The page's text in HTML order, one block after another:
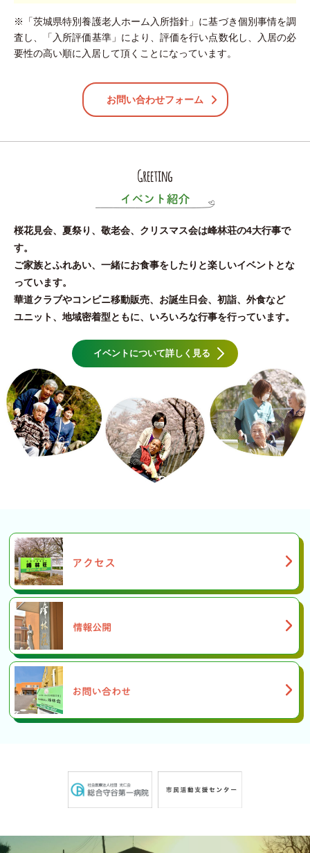
※「茨城県特別養護老人ホーム入所指針」に基づき個別事情を調
査し、「入所評価基準」により、評価を行い点数化し、入居の必
要性の高い順に入居して頂くことになっています。
お問い合わせフォーム
桜花見会、夏祭り、敬老会、クリスマス会は峰林荘の4大行事で
す。
ご家族とふれあい、一緒にお食事をしたりと楽しいイベントとな
っています。
華道クラブやコンビニ移動販売、お誕生日会、初詣、外食など
ユニット、地域密着型ともに、いろいろな行事を行っています。
イベントについて詳しく見る